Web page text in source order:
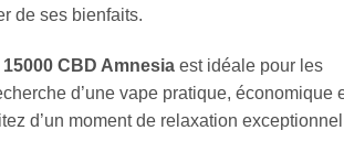
de ses bienfaits.
CBD Amnesia est idéale pour les
d’une vape pratique, économique
d’un moment de relaxation